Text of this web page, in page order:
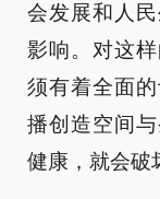
会发展和人
影响。对这
须有着全面
播创造空间
健康，就会破